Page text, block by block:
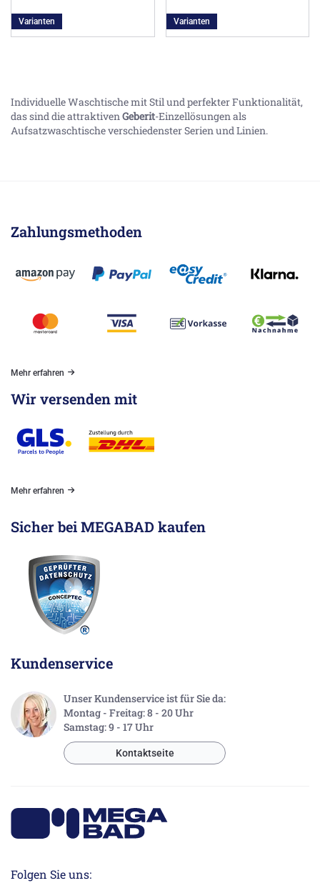
Varianten Varianten
Individuelle Waschtische mit Stil und perfekter Funktionalität,
das sind die attraktiven Geberit-Einzellösungen als
Aufsatzwaschtische verschiedenster Serien und Linien.
Zahlungsmethoden
Mehr erfahren
Wir versenden mit
Mehr erfahren
Sicher bei MEGABAD kaufen
Kundenservice
Unser Kundenservice ist für Sie da:
Montag - Freitag: 8 - 20 Uhr
Samstag: 9 - 17 Uhr
Kontaktseite
Folgen Sie uns: